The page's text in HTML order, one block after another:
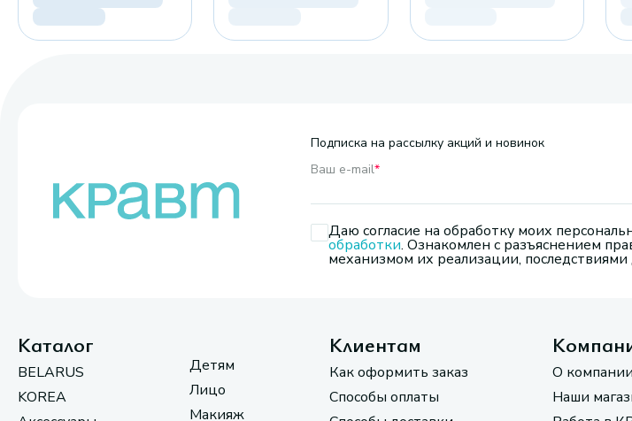
Подписка на рассылку акций и новинок
Ваш e-mail*
Даю согласие на обработку моих
обработки. Ознакомлен с разъяснением
механизмом их реализации, последствиями
Каталог
BELARUS
KOREA
Детям
Лицо
Макияж
Клиентам
Как оформить заказ
Способы оплаты
О компании
Наши